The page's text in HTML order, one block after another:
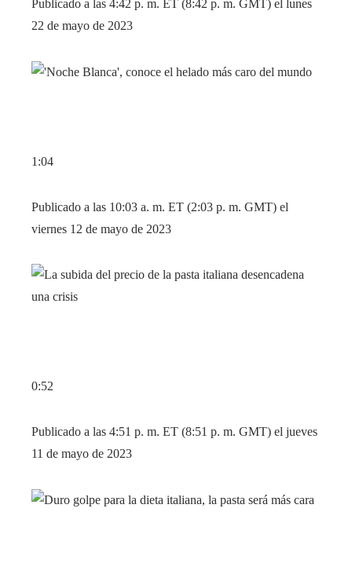
Publicado a las 4:42 p. m. ET (8:42 p. m. GMT) el lunes
22 de mayo de 2023
1:04
Publicado a las 10:03 a. m. ET (2:03 p. m. GMT) el
viernes 12 de mayo de 2023
0:52
Publicado a las 4:51 p. m. ET (8:51 p. m. GMT) el jueves
11 de mayo de 2023